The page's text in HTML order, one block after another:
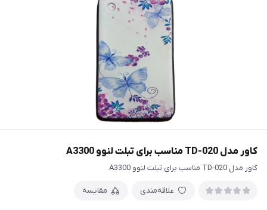
کاور مدل TD-020 مناسب برای تبلت لنوو A3300
کاور مدل TD-020 مناسب برای تبلت لنوو A3300
علاقه‌مندی مقایسه